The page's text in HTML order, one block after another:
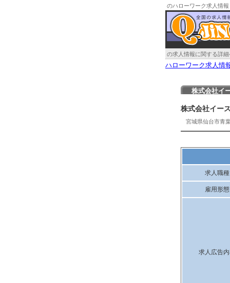
のハローワーク求人情報
の求人情報に関する詳細
ハローワーク求人情
株式会社イ
株式会社イー
宮城県仙台市青
求人職種
雇用形態
求人広告